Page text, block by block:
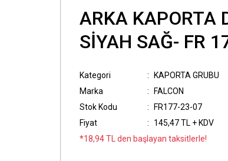
ARKA KAPORTA
SİYAH SAĞ- FR
Kategori
KAPORTA GRUBU
Marka
FALCON
Stok Kodu
FR177-23-07
Fiyat
145,47 TL + KDV
*18,94 TL den başlayan taksitlerle!